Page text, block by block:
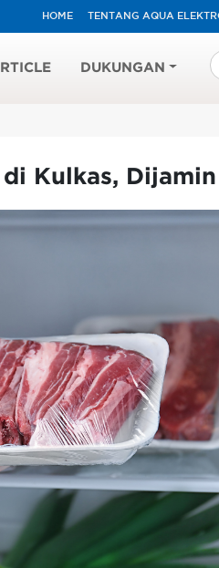
HOME TENTANG AQUA
DUKUNGAN
Kulkas,